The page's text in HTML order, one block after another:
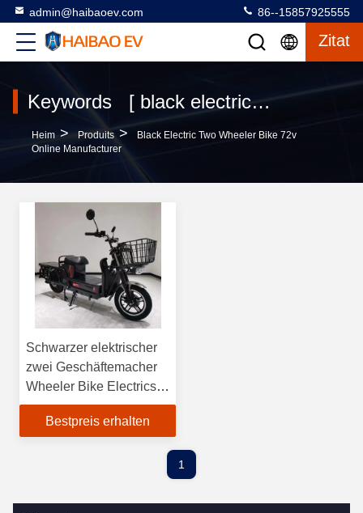
admin@haibaoev.com 86--15857925555
Zitat
Keywords [ black electric two wheeler bike 72v ] Match 1 produits
Heim > Produits >
Black Electric Two Wheeler Bike 72v
Online Manufacturer
Schwarzer elektrischer
zwei Geschäftemacher
Wheeler Bike Electrics 2
Wheeler Electric Scooter
Bestpreis erhalten
1